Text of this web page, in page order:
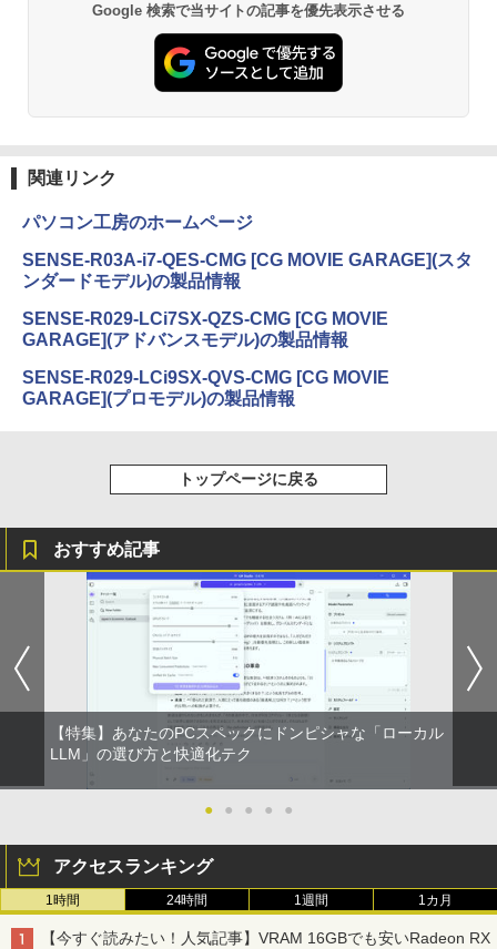
新品ノートパソコン ノートPC 新品 Offic
e付き 初心者向け Windows11 初期設定
済 Webカメラ zoom 15.6型 テンキー付 I
ntel メモリ8GB16GB SSD256GB/512G
B フルHD液晶 大容量バッテリー Wi-Fi
薬屋のひとりごと 17巻 (デジタル版ビッグガ
ンガンコミックス)
￥770
￥832
クスDIGITAL)
￥572
スーパーの裏でヤニ吸うふたり 9巻 (デジタル
版ビッグガンガンコミックス)
￥810
Google 検索で当サイトの記事を優先表示させる
関連リンク
パソコン工房のホームページ
SENSE-R03A-i7-QES-CMG [CG MOVIE GARAGE](スタ
ンダードモデル)の製品情報
SENSE-R029-LCi7SX-QZS-CMG [CG MOVIE
GARAGE](アドバンスモデル)の製品情報
SENSE-R029-LCi9SX-QVS-CMG [CG MOVIE
GARAGE](プロモデル)の製品情報
トップページに戻る
おすすめ記事
【特集】あなたのPCスペックにドンピシャな「ローカル
LLM」の選び方と快適化テク
● ● ● ● ●
アクセスランキング
1時間 24時間 1週間 1カ月
【今すぐ読みたい！人気記事】VRAM 16GBでも安いRadeon RX